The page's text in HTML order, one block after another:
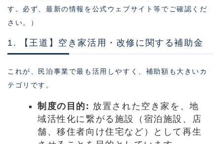
す。必ず、最新の情報を公式ウェブサイト等でご確認くだ
さい。）
1. 【王道】空き家活用・改修に関する補助金
これが、民泊事業で最も活用しやすく、補助額も大きいカ
テゴリです。
制度の目的: 放置された空き家を、地
域活性化に繋がる施設（宿泊施設、店
舗、移住者向け住宅など）として再生